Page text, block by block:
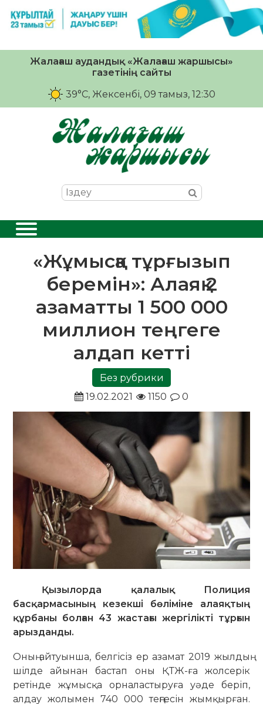
Жалағаш аудандық «Жалағаш жаршысы»
газетінің сайты
39°C, Жексенбі, 09 тамыз, 12:30
«Жұмысқа тұрғызып
беремін»: Алаяқ 2
азаматты 1 500 000
миллион теңгеге
алдап кетті
Без рубрики
19.02.2021
1150 0
Қызылорда қалалық Полиция
басқармасының кезекші бөліміне алаяқтың
құрбаны болған 43 жастағы жергілікті тұрғын
арызданды.
Оның айтуынша, белгісіз ер азамат 2019 жылдың
шілде айынан бастап оны ҚТЖ-ға жолсерік
ретінде жұмысқа орналастыруға уәде беріп,
алдау жолымен 740 000 теңгесін жымқырған.